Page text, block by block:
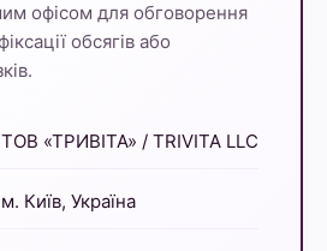
офісом для обговорення
обсягів або
ТОВ «ТРИВІТА» / TRIVITA LLC
м. Київ, Україна